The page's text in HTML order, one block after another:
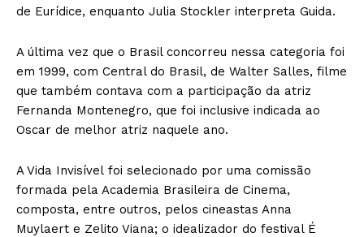
de Eurídice, enquanto Julia Stockler interpreta Guida.
A última vez que o Brasil concorreu nessa categoria foi
em 1999, com Central do Brasil, de Walter Salles, filme
que também contava com a participação da atriz
Fernanda Montenegro, que foi inclusive indicada ao
Oscar de melhor atriz naquele ano.
A Vida Invisível foi selecionado por uma comissão
formada pela Academia Brasileira de Cinema,
composta, entre outros, pelos cineastas Anna
Muylaert e Zelito Viana; o idealizador do festival É